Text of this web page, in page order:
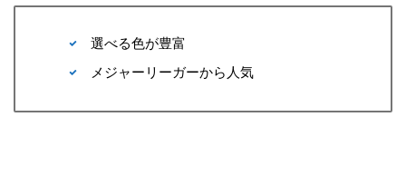
選べる色が豊富
メジャーリーガーから人気